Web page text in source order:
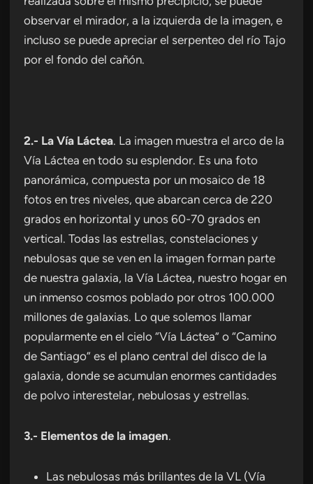
observar el mirador, a la izquierda de la imagen, e
incluso se puede apreciar el serpenteo del río Tajo
por el fondo del cañón.
2.- La Vía Láctea. La imagen muestra el arco de la
Vía Láctea en todo su esplendor. Es una foto
panorámica, compuesta por un mosaico de 18
fotos en tres niveles, que abarcan cerca de 220
grados en horizontal y unos 60-70 grados en
vertical. Todas las estrellas, constelaciones y
nebulosas que se ven en la imagen forman parte
de nuestra galaxia, la Vía Láctea, nuestro hogar en
un inmenso cosmos poblado por otros 100.000
millones de galaxias. Lo que solemos llamar
popularmente en el cielo “Vía Láctea” o “Camino
de Santiago” es el plano central del disco de la
galaxia, donde se acumulan enormes cantidades
de polvo interestelar, nebulosas y estrellas.
3.- Elementos de la imagen.
Las nebulosas más brillantes de la VL (Vía